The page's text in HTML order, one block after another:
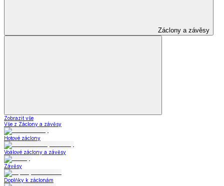
Záclony a závěsy
Zobrazit vše
Vše z Záclony a závěsy
Hotové záclony
Voálové záclony a závěsy
Závěsy
Doplňky k záclonám